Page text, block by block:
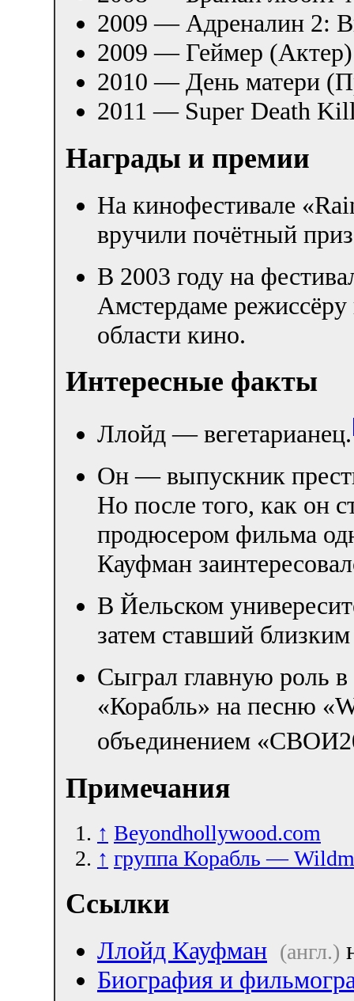
2009 — Адреналин 2:
2009 — Геймер (Актер)
2010 — День матери
2011 — Super Death
Награды и премии
На кинофестивале
вручили почётный
В 2003 году на
Амстердаме
области кино.
Интересные факты
Ллойд — вегетарианец.
Он — выпускник
Но после того, как он
продюсером фильма
Кауфман
В Йельском
затем ставший
Сыграл главную роль
«Корабль» на песню
объединением
Примечания
↑ Beyondhollywood.com
↑ группа Корабль —
Ссылки
Ллойд Кауфман (англ.)
Биография и